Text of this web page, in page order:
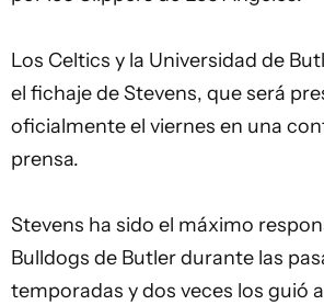
Los Celtics y la Universidad de
el fichaje de Stevens, que será
oficialmente el viernes en una
prensa.
Stevens ha sido el máximo
Bulldogs de Butler durante las
temporadas y dos veces los guió